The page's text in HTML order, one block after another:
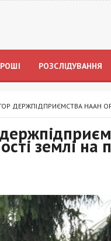
РОЗСЛІДУВАННЯ
ДЕРЖПІДПРИЄМСТВА НААН
землі на